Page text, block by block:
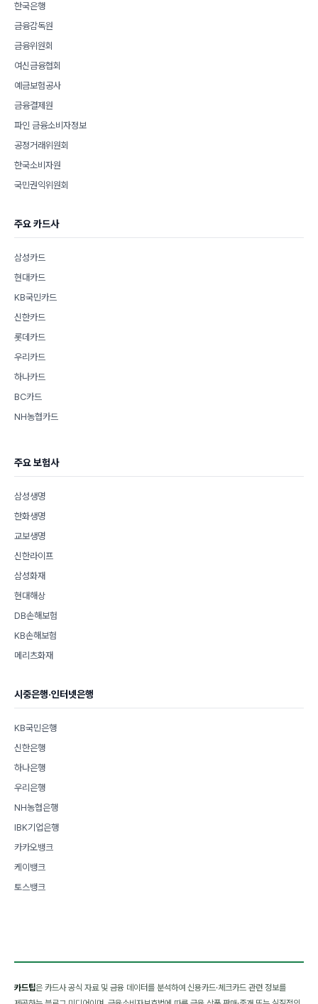
한국은행
금융감독원
금융위원회
여신금융협회
예금보험공사
금융결제원
파인 금융소비자정보
공정거래위원회
한국소비자원
국민권익위원회
주요 카드사
삼성카드
현대카드
KB국민카드
신한카드
롯데카드
우리카드
하나카드
BC카드
NH농협카드
주요 보험사
삼성생명
한화생명
교보생명
신한라이프
삼성화재
현대해상
DB손해보험
KB손해보험
메리츠화재
시중은행·인터넷은행
KB국민은행
신한은행
하나은행
우리은행
NH농협은행
IBK기업은행
카카오뱅크
케이뱅크
토스뱅크
카드팁은 카드사 공식 자료 및 금융 데이터를 분석하여 신용카드·체크카드 관련 정보를